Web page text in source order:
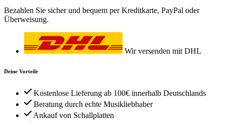
Bezahlen Sie sicher und bequem per Kreditkarte, PayPal oder
Überweisung.
Wir versenden mit DHL
Deine Vorteile
Kostenlose Lieferung ab 100€ innerhalb Deutschlands
Beratung durch echte Musikliebhaber
Ankauf von Schallplatten